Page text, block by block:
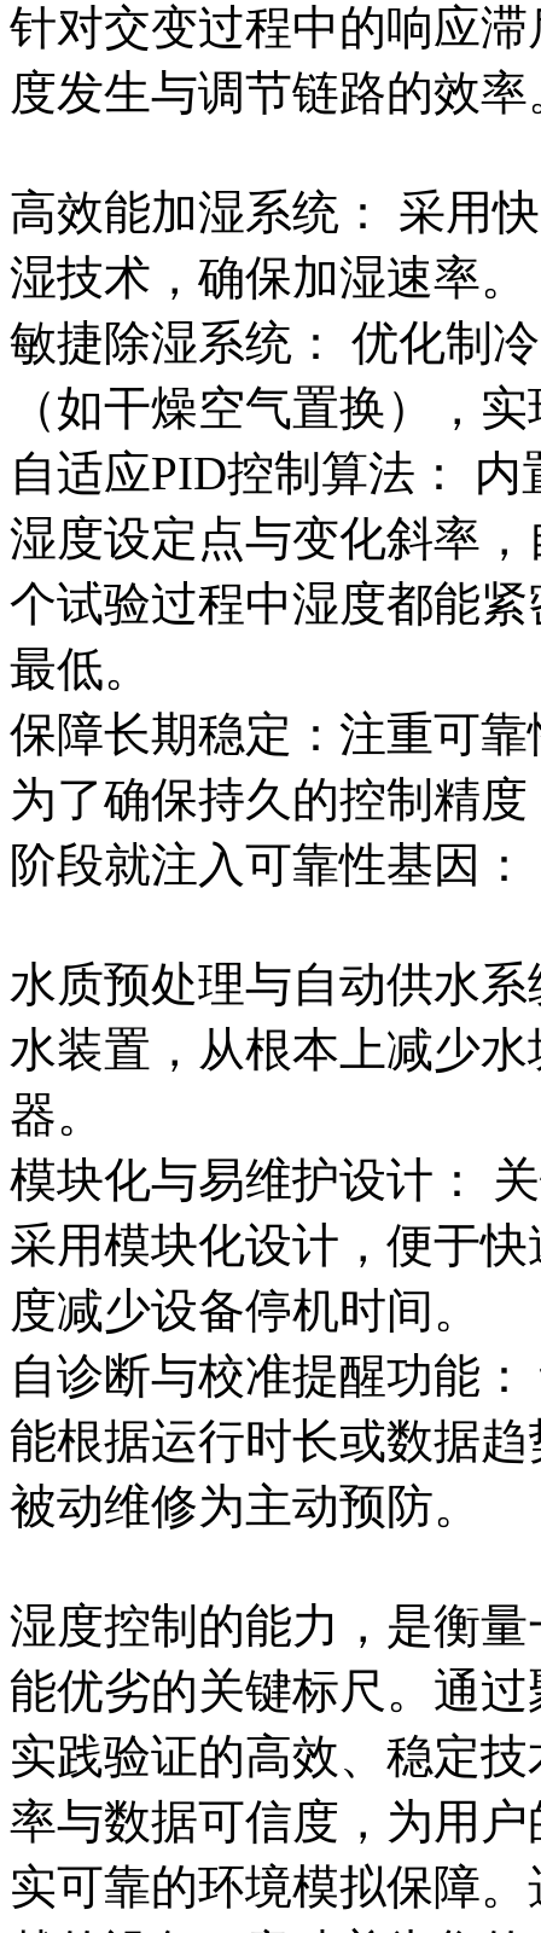
针对交变过程中的响应
度发生与调节链路的效
高效能加湿系统： 采用
湿技术，确保加湿速率。
敏捷除湿系统： 优化制
（如干燥空气置换），
自适应PID控制算法：
湿度设定点与变化斜率
个试验过程中湿度都能
最低。
保障长期稳定：注重可
为了确保持久的控制精
阶段就注入可靠性基因：
水质预处理与自动供水
水装置，从根本上减少
器。
模块化与易维护设计：
采用模块化设计，便于
度减少设备停机时间。
自诊断与校准提醒功能
能根据运行时长或数据
被动维修为主动预防。
湿度控制的能力，是衡
能优劣的关键标尺。通
实践验证的高效、稳定
率与数据可信度，为用
实可靠的环境模拟保障